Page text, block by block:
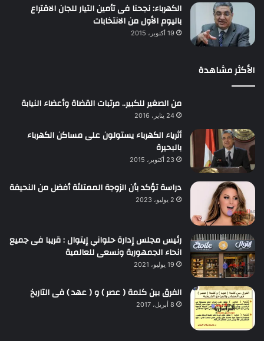
الكهرباء: نجحنا فى تأمين التيار للجان الاقتراع
باليوم الأول من الانتخابات
19 أكتوبر، 2015
الأكثر مشاهدة
من الصغير للكبير.. مرتبات القضاة وأعضاء النيابة
24 يناير، 2016
أثرياء الكهرباء يستولون على مساكن الكهرباء
بالبحيرة
23 أكتوبر، 2015
دراسة تؤكد بأن الزوجة الممتلئة أفضل من النحيفة
2 يوليو، 2023
رئيس مجلس إدارة حلواني إيتوال : قريبا فى جميع
انحاء الجمهورية ونسعى للعالمية
19 يوليو، 2021
الفرق بين كلمة ( عصر ) و ( عهد ) فى التاريخ
8 أبريل، 2017